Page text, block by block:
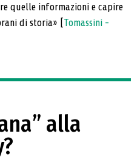
quelle informazioni e capire
di storia» [Tomassini -
alla